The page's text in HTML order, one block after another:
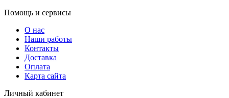
Помощь и сервисы
О нас
Наши работы
Контакты
Доставка
Оплата
Карта сайта
Личный кабинет